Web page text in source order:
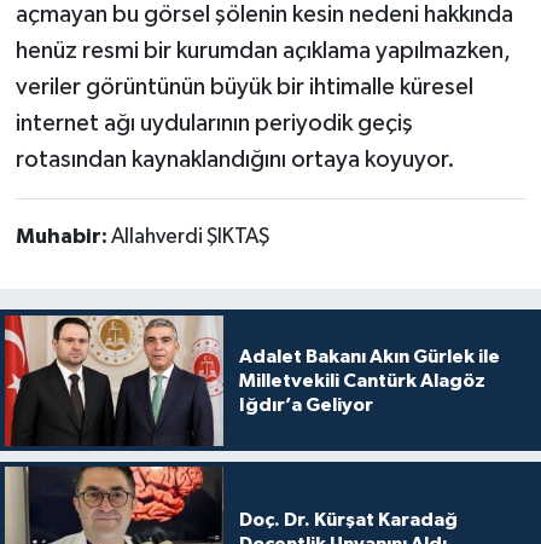
açmayan bu görsel şölenin kesin nedeni hakkında
henüz resmi bir kurumdan açıklama yapılmazken,
veriler görüntünün büyük bir ihtimalle küresel
internet ağı uydularının periyodik geçiş
rotasından kaynaklandığını ortaya koyuyor.
Muhabir: Allahverdi ŞIKTAŞ
Adalet Bakanı Akın Gürlek ile
Milletvekili Cantürk Alagöz
Iğdır’a Geliyor
Doç. Dr. Kürşat Karadağ